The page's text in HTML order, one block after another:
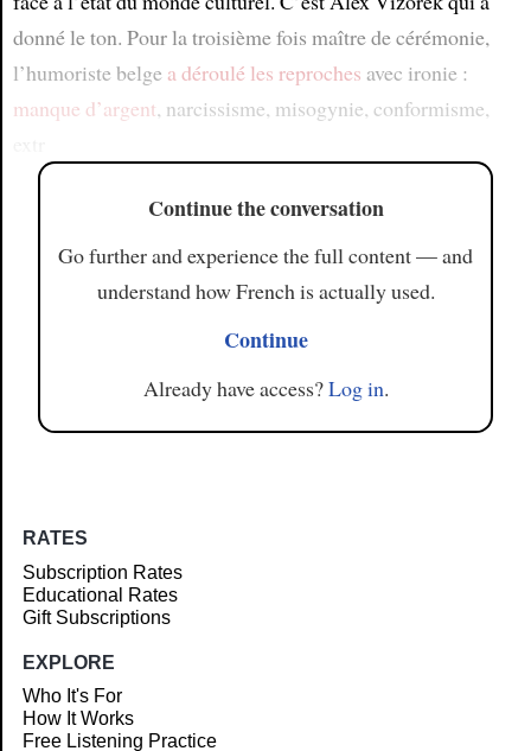
donné le ton. Pour la troisième fois maître de cérémonie,
l’humoriste belge a déroulé les reproches avec ironie :
manque d’argent, narcissisme, misogynie, conformisme,
Continue the conversation
Go further and experience the full content — and
understand how French is actually used.
Continue
Already have access?Log in.
RATES
Subscription Rates
Educational Rates
Gift Subscriptions
EXPLORE
Who It's For
How It Works
Free Listening Practice